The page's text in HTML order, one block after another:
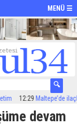
MENÜ ☰
12:29 Maltepe’de ilaçlama
devam